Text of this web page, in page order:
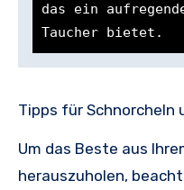
das ein
Taucher bietet.
Tipps für Schnorcheln
Um das Beste aus
herauszuholen,